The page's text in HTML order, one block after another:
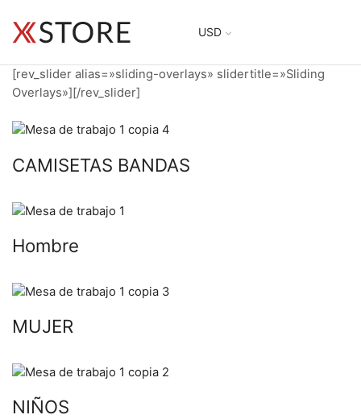
USD
[rev_slider alias=»sliding-overlays» slidertitle=»Sliding
Overlays»][/rev_slider]
CAMISETAS BANDAS
Hombre
MUJER
NIÑOS